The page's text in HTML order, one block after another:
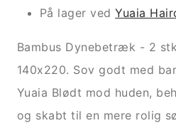
På lager vedYuaia
Bambus Dynebetræk - 2
140x220. Sov godt med
Yuaia Blødt mod huden,
og skabt til en mere rolig